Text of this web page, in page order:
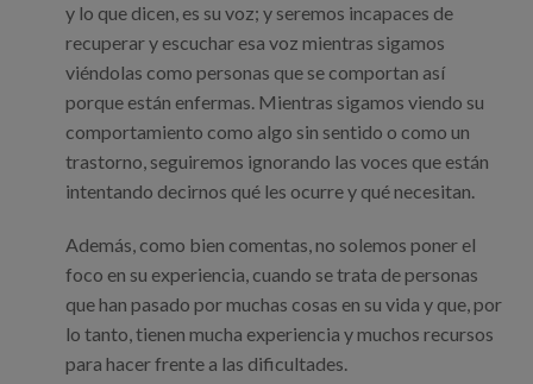
y lo que dicen, es su voz; y seremos incapaces de
recuperar y escuchar esa voz mientras sigamos
viéndolas como personas que se comportan así
porque están enfermas. Mientras sigamos viendo su
comportamiento como algo sin sentido o como un
trastorno, seguiremos ignorando las voces que están
intentando decirnos qué les ocurre y qué necesitan.
Además, como bien comentas, no solemos poner el
foco en su experiencia, cuando se trata de personas
que han pasado por muchas cosas en su vida y que, por
lo tanto, tienen mucha experiencia y muchos recursos
para hacer frente a las dificultades.